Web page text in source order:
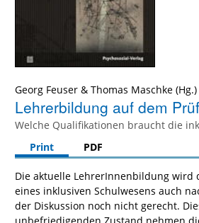
Georg Feuser & Thomas Maschke
Lehrerbildung auf dem
Welche Qualifikationen braucht die
Print
PDF
Die aktuelle LehrerInnenbildung wird
eines inklusiven Schulwesens auch
der Diskussion noch nicht gerecht.